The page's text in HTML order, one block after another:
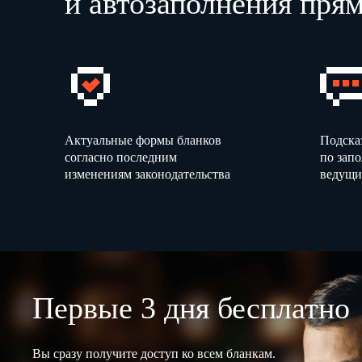
Актуальные формы бланков
согласно последним
изменениям законодательства
по
Первые 3 дня бесплатно
Вы сразу получите доступ ко всем бланкам.